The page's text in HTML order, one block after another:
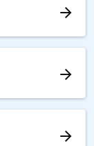
arrow_forward
arrow_forward
arrow_forward